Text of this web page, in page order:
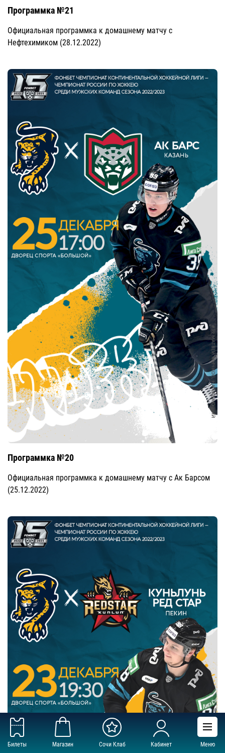
Билеты Магазин Сочи Клаб Кабинет Меню
Программка №21
Официальная программка к домашнему матчу с
Нефтехимиком (28.12.2022)
Программка №20
Официальная программка к домашнему матчу с Ак Барсом
(25.12.2022)